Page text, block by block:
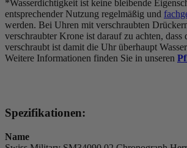
*Wasserdichtigkeit ist keine bleibende
entsprechender Nutzung regelmäßig und
werden. Bei Uhren mit verschraubten
verschraubter Krone ist darauf zu achten, dass
verschraubt ist damit die Uhr überhaupt
Weitere Informationen finden Sie in unseren
Spezifikationen:
Name